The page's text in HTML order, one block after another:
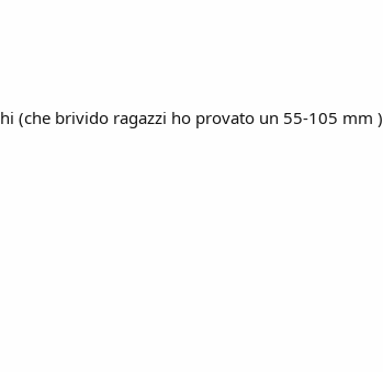
(che brivido ragazzi ho provato un 55-105 mm )